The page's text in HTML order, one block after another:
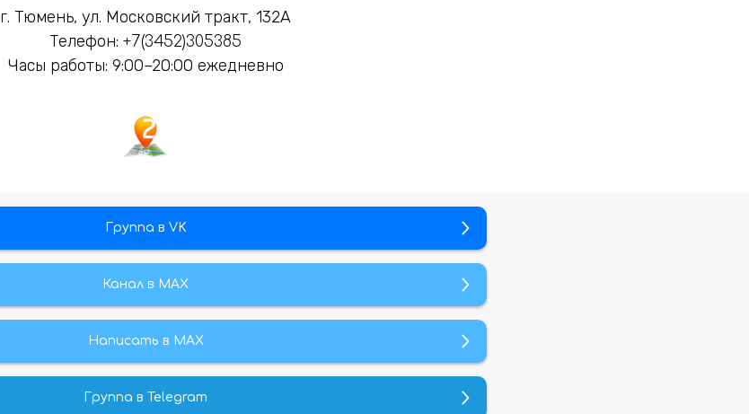
г. Тюмень, ул. Московский тракт, 132А
Телефон: +7(3452)305385
Часы работы: 9:00–20:00 ежедневно
Группа в VK
Канал в МАХ
Написать в MAX
Группа в Telegram